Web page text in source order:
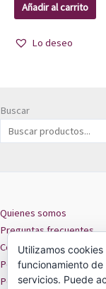
Añadir al carrito
Lo deseo
Buscar
Quienes somos
Preguntas frecuentes
Contacto
Políticas de privacidad
Políticas de cookies
Utilizamos
funcionamiento
servicios. Puede